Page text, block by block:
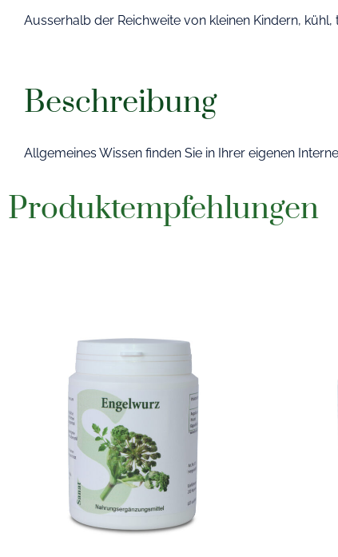
Ausserhalb der Reichweite von kleinen Kindern,
Beschreibung
Allgemeines Wissen finden Sie in Ihrer eigenen
Produktempfehlungen